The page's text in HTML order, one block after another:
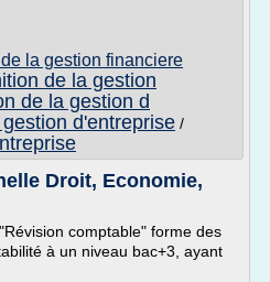
la gestion financiere
de la gestion
de la gestion d
d'entreprise /
Droit, Economie,
comptable" forme des
à un niveau bac+3, ayant